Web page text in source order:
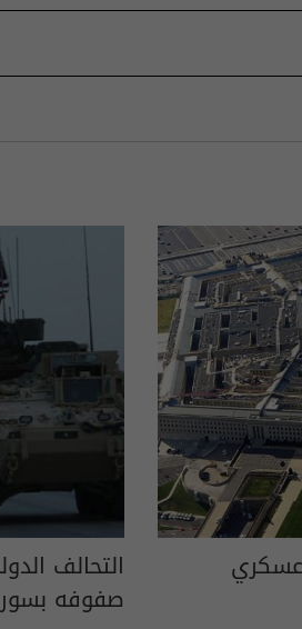
عسكري التحالف
صفوفه